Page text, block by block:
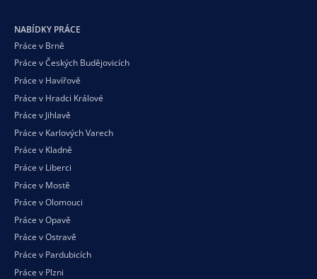
NABÍDKY PRÁCE
Práce v Brně
Práce v Českých Budějovicích
Práce v Havířově
Práce v Hradci Králové
Práce v Jihlavě
Práce v Karlových Varech
Práce v Kladně
Práce v Liberci
Práce v Mostě
Práce v Olomouci
Práce v Opavě
Práce v Ostravě
Práce v Pardubicích
Práce v Plzni